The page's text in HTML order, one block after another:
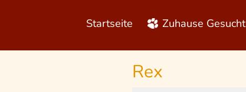
t
Startseite Zuhause Gesucht
Rex